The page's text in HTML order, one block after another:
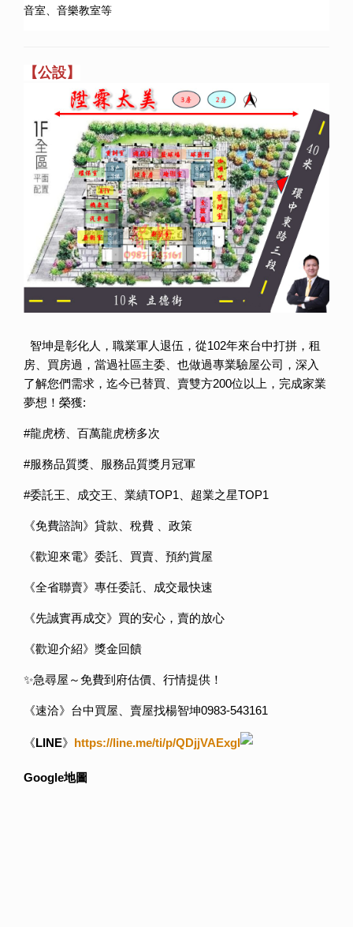
音室、音樂教室等
【公設】
智坤是彰化人，職業軍人退伍，從102年來台中打拼，租
房、買房過，當過社區主委、也做過專業驗屋公司，深入
了解您們需求，迄今已替買、賣雙方200位以上，完成家業
夢想！榮獲:
#龍虎榜、百萬龍虎榜多次
#服務品質獎、服務品質獎月冠軍
#委託王、成交王、業績TOP1、超業之星TOP1
《免費諮詢》貸款、稅費 、政策
《歡迎來電》委託、買賣、預約賞屋
《全省聯賣》專任委託、成交最快速
《先誠實再成交》買的安心，賣的放心
《歡迎介紹》獎金回饋
✨急尋屋～免費到府估價、行情提供！
《速洽》台中買屋、賣屋找楊智坤0983-543161
《LINE》 https://line.me/ti/p/QDjjVAExgl
Google地圖